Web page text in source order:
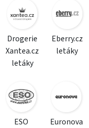
Drogerie
Xantea.cz
letáky
Eberry.cz
letáky
ESO
Euronova